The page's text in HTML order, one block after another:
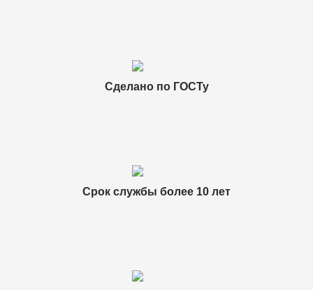
Сделано по ГОСТу
Срок службы более 10 лет